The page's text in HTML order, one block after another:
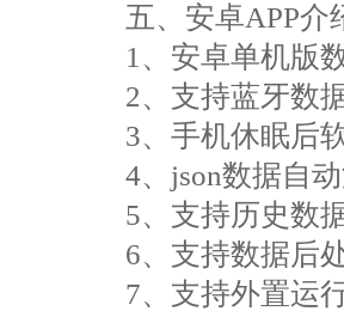
五、安卓APP介
1、安卓单机版
2、支持蓝牙数
3、手机休眠后
4、json数据自
5、支持历史数
6、支持数据后
7、支持外置运